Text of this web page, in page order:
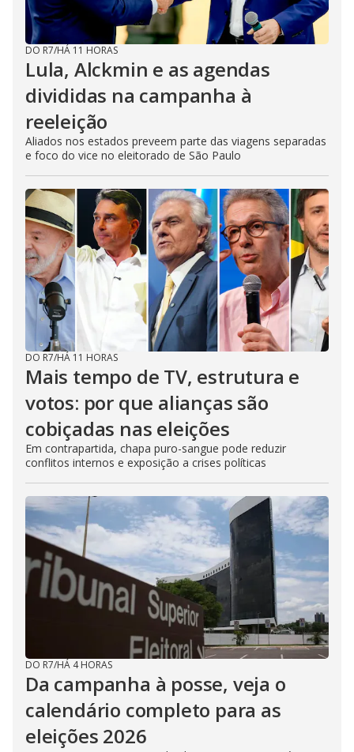
DO R7/HÁ 11 HORAS
Lula, Alckmin e as agendas
divididas na campanha à
reeleição
Aliados nos estados preveem parte das viagens separadas
e foco do vice no eleitorado de São Paulo
DO R7/HÁ 11 HORAS
Mais tempo de TV, estrutura e
votos: por que alianças são
cobiçadas nas eleições
Em contrapartida, chapa puro-sangue pode reduzir
conflitos internos e exposição a crises políticas
DO R7/HÁ 4 HORAS
Da campanha à posse, veja o
calendário completo para as
eleições 2026